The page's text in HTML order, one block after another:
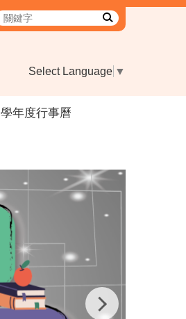
Select Language ▼
學年度行事曆